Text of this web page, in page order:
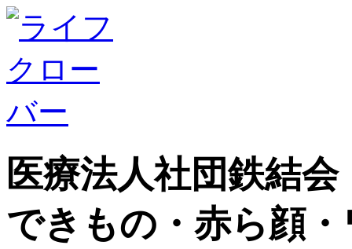
医療法人社団鉄結
できもの・赤ら顔